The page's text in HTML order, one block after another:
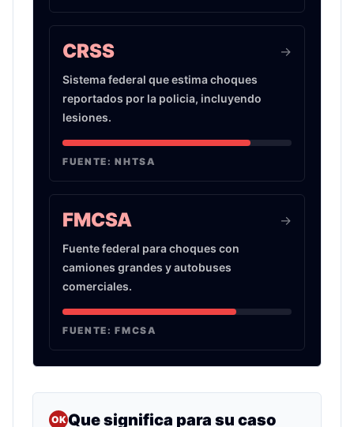
CRSS
Sistema federal que estima choques
reportados por la policia, incluyendo
lesiones.
->
FUENTE:NHTSA
FMCSA
Fuente federal para choques con
camiones grandes y autobuses
comerciales.
->
FUENTE:FMCSA
OKQue significa para su caso